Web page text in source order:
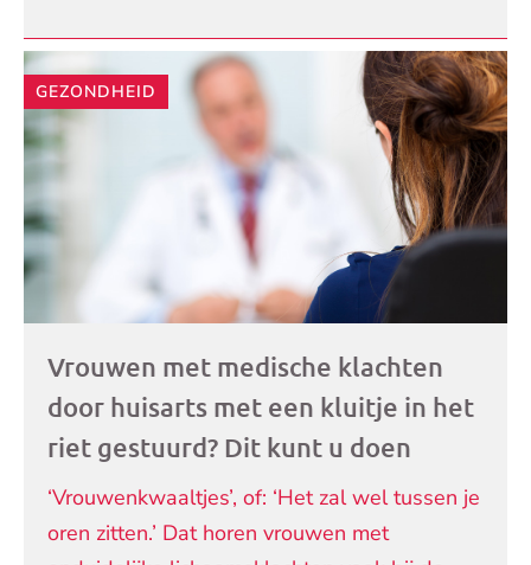
GEZONDHEID
Vrouwen met medische klachten
door huisarts met een kluitje in het
riet gestuurd? Dit kunt u doen
‘Vrouwenkwaaltjes’, of: ‘Het zal wel tussen je
oren zitten.’ Dat horen vrouwen met